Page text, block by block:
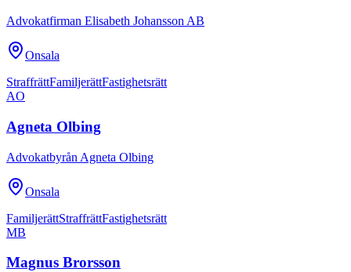
Advokatfirman Elisabeth Johansson AB
Onsala
StraffrättFamiljerättFastighetsrätt
AO
Agneta Olbing
Advokatbyrån Agneta Olbing
Onsala
FamiljerättStraffrättFastighetsrätt
MB
Magnus Brorsson